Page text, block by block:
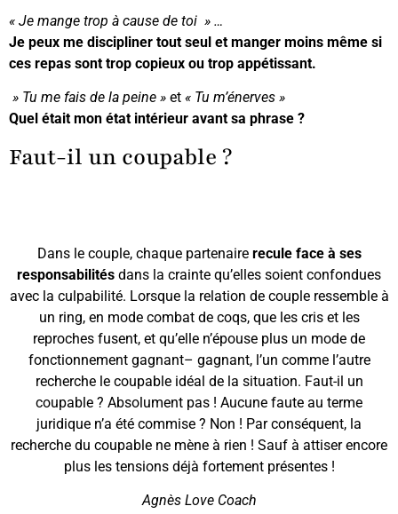
« Je mange trop à cause de toi » …
Je peux me discipliner tout seul et manger moins même si
ces repas sont trop copieux ou trop appétissant.
» Tu me fais de la peine » et « Tu m’énerves »
Quel était mon état intérieur avant sa phrase ?
Faut-il un coupable ?
Dans le couple, chaque partenaire recule face à ses
responsabilités dans la crainte qu’elles soient confondues
avec la culpabilité. Lorsque la relation de couple ressemble à
un ring, en mode combat de coqs, que les cris et les
reproches fusent, et qu’elle n’épouse plus un mode de
fonctionnement gagnant– gagnant, l’un comme l’autre
recherche le coupable idéal de la situation. Faut-il un
coupable ? Absolument pas ! Aucune faute au terme
juridique n’a été commise ? Non ! Par conséquent, la
recherche du coupable ne mène à rien ! Sauf à attiser encore
plus les tensions déjà fortement présentes !
Agnès Love Coach